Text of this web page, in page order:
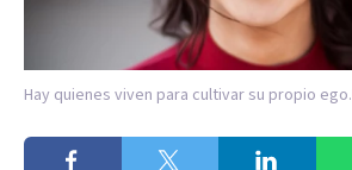
Hay quienes viven para cultivar su propio ego.